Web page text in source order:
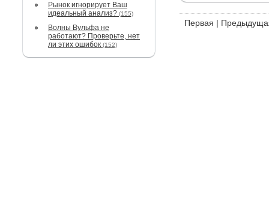
Рынок игнорирует Ваш
идеальный анализ? (155)
Волны Вульфа не
работают? Проверьте, нет
ли этих ошибок (152)
Первая |